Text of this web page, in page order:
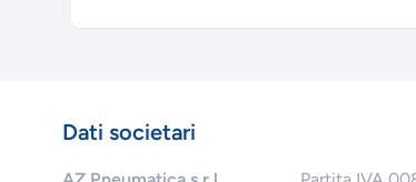
Dati societari